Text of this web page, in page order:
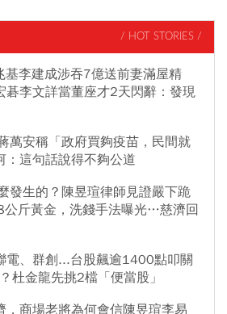
/ HOT STORIES /
李建成涉吞7億送前妻滿屋精
碁李文詳當董座才2天閃辭：發現
萬安稱「政府買夠疫苗，民間就
：這句話說得不夠公道
發生的？陳昱瑄律師見證嚴下跪
斤黃金，洗錢手法曝光…慈濟回
電、群創...台股飆逾1400點叩關
杜金龍先挑2檔「便當股」
，商場老將為何會信陳昱瑄李易